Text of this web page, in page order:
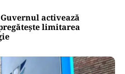
activează
limitarea